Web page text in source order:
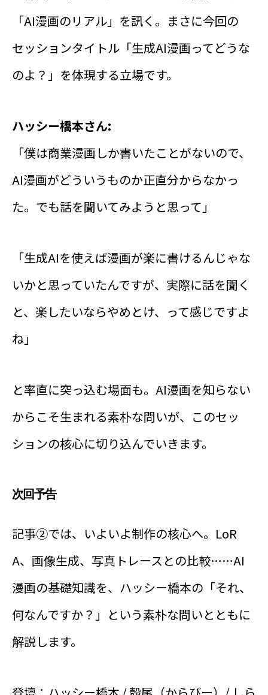
「AI漫画のリアル」を訊く。まさに今回の
セッションタイトル「生成AI漫画ってどうな
のよ？」を体現する立場です。
ハッシー橋本さん:
「僕は商業漫画しか書いたことがないので、
AI漫画がどういうものか正直分からなかっ
た。でも話を聞いてみようと思って」
「生成AIを使えば漫画が楽に書けるんじゃな
いかと思っていたんですが、実際に話を聞く
と、楽したいならやめとけ、って感じですよ
ね」
と率直に突っ込む場面も。AI漫画を知らない
からこそ生まれる素朴な問いが、このセッ
ションの核心に切り込んでいきます。
次回予告
記事②では、いよいよ制作の核心へ。LoR
A、画像生成、写真トレースとの比較……AI
漫画の基礎知識を、ハッシー橋本の「それ、
何なんですか？」という素朴な問いとともに
解説します。